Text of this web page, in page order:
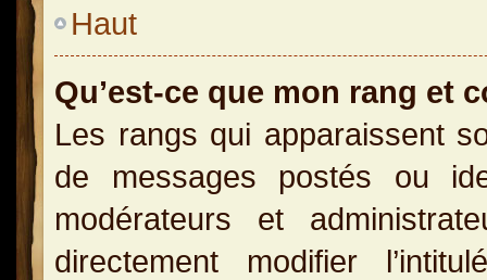
Haut
Qu’est-ce que mon rang et
Les rangs qui apparaissent
de messages postés ou
modérateurs et
directement modifier